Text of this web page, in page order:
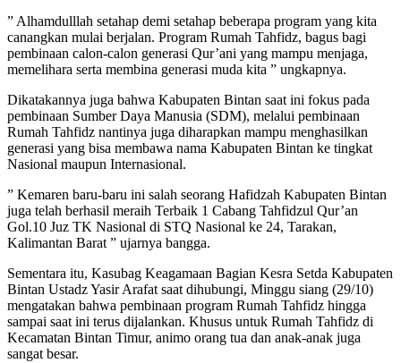
” Alhamdulllah setahap demi setahap beberapa program yang kita
canangkan mulai berjalan. Program Rumah Tahfidz, bagus bagi
pembinaan calon-calon generasi Qur’ani yang mampu menjaga,
memelihara serta membina generasi muda kita ” ungkapnya.
Dikatakannya juga bahwa Kabupaten Bintan saat ini fokus pada
pembinaan Sumber Daya Manusia (SDM), melalui pembinaan
Rumah Tahfidz nantinya juga diharapkan mampu menghasilkan
generasi yang bisa membawa nama Kabupaten Bintan ke tingkat
Nasional maupun Internasional.
” Kemaren baru-baru ini salah seorang Hafidzah Kabupaten Bintan
juga telah berhasil meraih Terbaik 1 Cabang Tahfidzul Qur’an
Gol.10 Juz TK Nasional di STQ Nasional ke 24, Tarakan,
Kalimantan Barat ” ujarnya bangga.
Sementara itu, Kasubag Keagamaan Bagian Kesra Setda Kabupaten
Bintan Ustadz Yasir Arafat saat dihubungi, Minggu siang (29/10)
mengatakan bahwa pembinaan program Rumah Tahfidz hingga
sampai saat ini terus dijalankan. Khusus untuk Rumah Tahfidz di
Kecamatan Bintan Timur, animo orang tua dan anak-anak juga
sangat besar.